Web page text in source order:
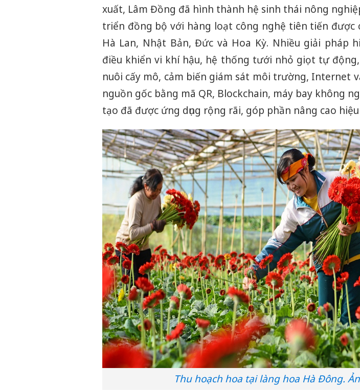
xuất, Lâm Đồng đã hình thành hệ sinh thái nông
triển đồng bộ với hàng loạt công nghệ tiên tiến được
Hà Lan, Nhật Bản, Đức và Hoa Kỳ. Nhiều giải pháp
điều khiển vi khí hậu, hệ thống tưới nhỏ giọt tự
nuôi cấy mô, cảm biến giám sát môi trường, Internet
nguồn gốc bằng mã QR, Blockchain, máy bay không
tạo đã được ứng dụng rộng rãi, góp phần nâng cao
Thu hoạch hoa tại làng hoa Hà Đông.